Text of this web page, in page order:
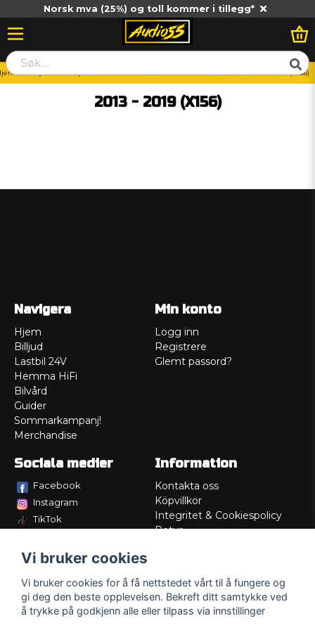
Norsk mva (25%) og toll kommer i tillegg*
Billjud Vad passar till min bil? Mercedes-Benz GLA 2013 - 2019 (X156)
2013 - 2019 (X156)
Navigera
Hjem
Billjud
Lastbil 24V
Hemma HiFi
Bilvård
Guider
Sommarkampanj!
Merchandise
Min konto
Logg inn
Registrere
Glemt passord?
Sociala medier
Facebook
Instagram
TikTok
Information
Kontakta oss
Köpvillkor
Integritet & Cookiespolicy
Retur
Lådritning
Om oss
Vi bruker cookies
Vi bruker cookies for å få nettstedet vårt til å fungere og
gi deg den beste opplevelsen. Bekreft ditt samtykke ved
å trykke på godkjenn alle eller tilpass via innstillinger